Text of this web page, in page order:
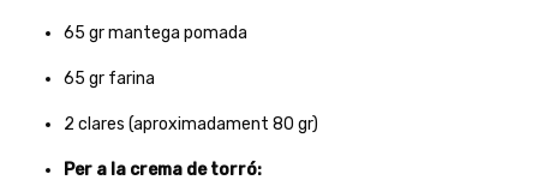
65 grmantega pomada
65 gr farina
2 clares (aproximadament 80 gr)
Per a la crema de torró: